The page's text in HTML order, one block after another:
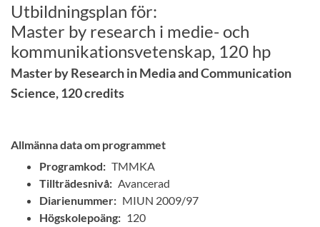
Utbildningsplan för:
Master by research i medie- och
kommunikationsvetenskap, 120 hp
Master by Research in Media and Communication
Science, 120 credits
Allmänna data om programmet
Programkod: TMMKA
Tillträdesnivå: Avancerad
Diarienummer: MIUN 2009/97
Högskolepoäng: 120